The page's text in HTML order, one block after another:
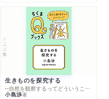
シリーズ・全集
生きものを探究する
─自然を観察するってどういうこと？
小島渉著